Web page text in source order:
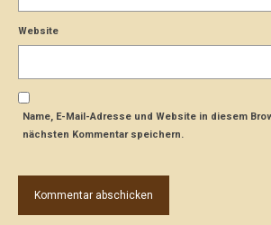
Website
Name, E-Mail-Adresse und Website in diesem
nächsten Kommentar speichern.